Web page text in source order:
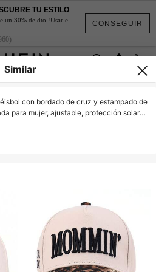
CONSEGUIR
TU ESTILO
un 30% de dto.!Usar el
Similar
con bordado de cruz y estampado de
para mujer, ajustable, protección solar
casual adecuado para primavera,
vacaciones. Sombrero de sol estilo Y2K
festivales